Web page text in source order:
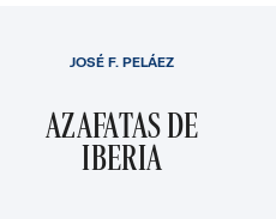
AZAFATAS DE
IBERIA
JOSÉ F. PELÁEZ